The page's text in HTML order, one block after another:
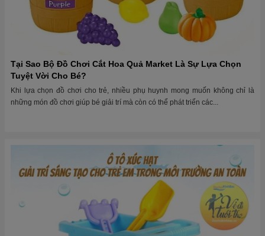
Tại Sao Bộ Đồ Chơi Cắt Hoa Quả Market Là Sự Lựa Chọn
Tuyệt Vời Cho Bé?
Khi lựa chọn đồ chơi cho trẻ, nhiều phụ huynh mong muốn không chỉ là
những món đồ chơi giúp bé giải trí mà còn có thể phát triển các...